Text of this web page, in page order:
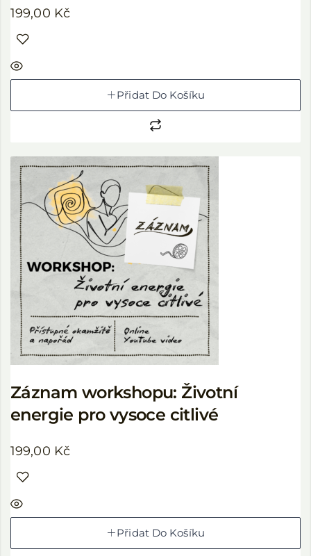
199,00 Kč
Přidat Do Košíku
Záznam workshopu: Životní
energie pro vysoce citlivé
199,00 Kč
Přidat Do Košíku